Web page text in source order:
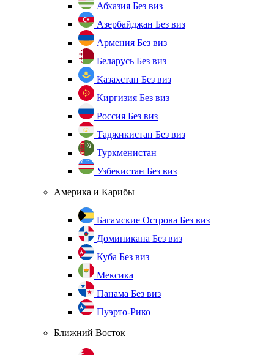
Абхазия Без виз
Азербайджан Без виз
Армения Без виз
Беларусь Без виз
Казахстан Без виз
Киргизия Без виз
Россия Без виз
Таджикистан Без виз
Туркменистан
Узбекистан Без виз
Америка и Карибы
Багамские Острова Без виз
Доминикана Без виз
Куба Без виз
Мексика
Панама Без виз
Пуэрто-Рико
Ближний Восток